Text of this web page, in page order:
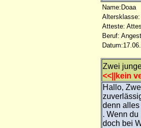
Name:Doaa
Altersklasse:
Atteste:
Beruf:
Zwei
<<||kein
Hallo,
denn
. Wenn
doch bei